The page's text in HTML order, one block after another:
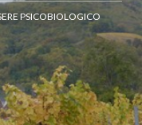
PSICOBIOLOGICO